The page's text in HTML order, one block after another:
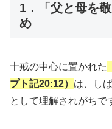
1．「父と母を
め
十戒の中心に置かれた
プト記20:12） は、し
として理解されがちで